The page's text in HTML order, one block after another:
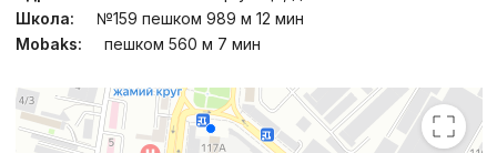
Школа:
№159 пешком 989 м 12 мин
Mobaks:
пешком 560 м 7 мин